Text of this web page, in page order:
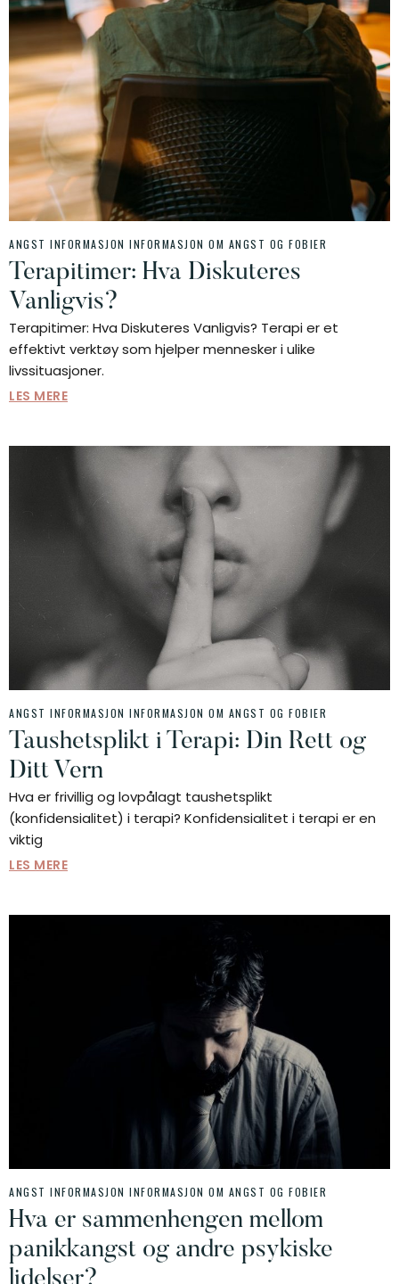
ANGST INFORMASJON INFORMASJON OM ANGST OG FOBIER
Terapitimer: Hva Diskuteres
Vanligvis?
Terapitimer: Hva Diskuteres Vanligvis? Terapi er et
effektivt verktøy som hjelper mennesker i ulike
livssituasjoner.
LES MERE
ANGST INFORMASJON INFORMASJON OM ANGST OG FOBIER
Taushetsplikt i Terapi: Din Rett og
Ditt Vern
Hva er frivillig og lovpålagt taushetsplikt
(konfidensialitet) i terapi? Konfidensialitet i terapi er en
viktig
LES MERE
ANGST INFORMASJON INFORMASJON OM ANGST OG FOBIER
Hva er sammenhengen mellom
panikkangst og andre psykiske